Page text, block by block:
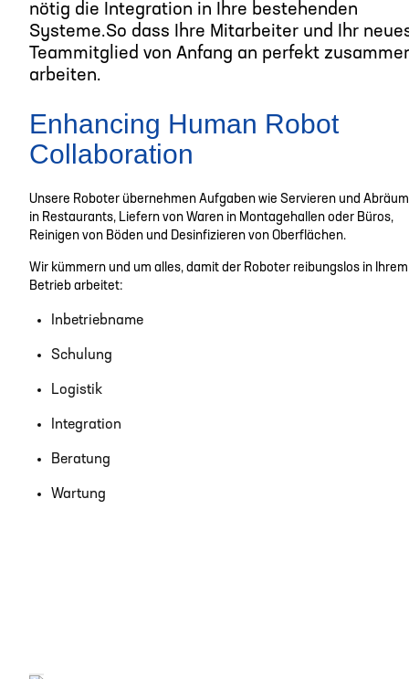
nötig die Integration in Ihre bestehenden
Systeme.So dass Ihre Mitarbeiter und Ihr
Teammitglied von Anfang an perfekt
arbeiten.
Enhancing Human Robot
Collaboration
Unsere Roboter übernehmen Aufgaben wie Servieren und
in Restaurants, Liefern von Waren in Montagehallen oder Büros,
Reinigen von Böden und Desinfizieren von Oberflächen.
Wir kümmern und um alles, damit der Roboter reibungslos in Ihrem
Betrieb arbeitet:
Inbetriebname
Schulung
Logistik
Integration
Beratung
Wartung